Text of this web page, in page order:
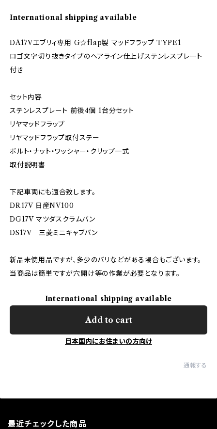
International shipping available
DA17Vエブリィ専用 G☆flap製 マッドフラップ TYPE1
ロゴ文字切り抜きタイプのヘアライン仕上げステンレスプレート
付き
セット内容
ステンレスプレート 前後4個 1台分セット
リヤマッドフラップ
リヤマッドフラップ取付ステー
ボルト・ナット・ワッシャー・クリップ一式
取付説明書
下記車両にも適合致します。
DR17V 日産NV100
DG17V マツダスクラムバン
DS17V 三菱ミニキャブバン
新品未使用品ですが、多少のバリなどがある場合もございます。
当商品は簡単ですが穴開け等の作業が必要となります。
International shipping available
Add to cart
日本国内にお住まいの方向け
通報する
最近チェックした商品